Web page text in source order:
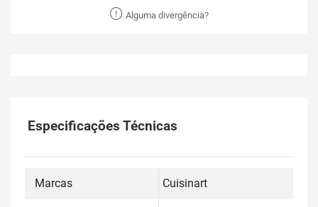
Alguma divergência?
Especificações Técnicas
Marcas Cuisinart